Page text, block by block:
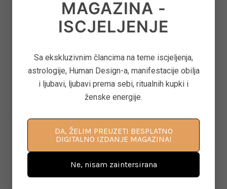
TAROT PORUKE ZA SVE ZNAKOVE ZODIJAKA –
on June 25, 2026
KAKO OTPUSTITI POTREBU ZA KONTROLOM I
June 22, 2026
MAGAZINA -
ISCJELJENJE
Sa ekskluzivnim člancima na teme iscjeljenja,
astrologije, Human Design-a, manifestacije obilja
i ljubavi, ljubavi prema sebi, ritualnih kupki i
ženske energije.
DA, ŽELIM PREUZETI BESPLATNO
DIGITALNO IZDANJE MAGAZINA!
Ne, nisam zaintersirana